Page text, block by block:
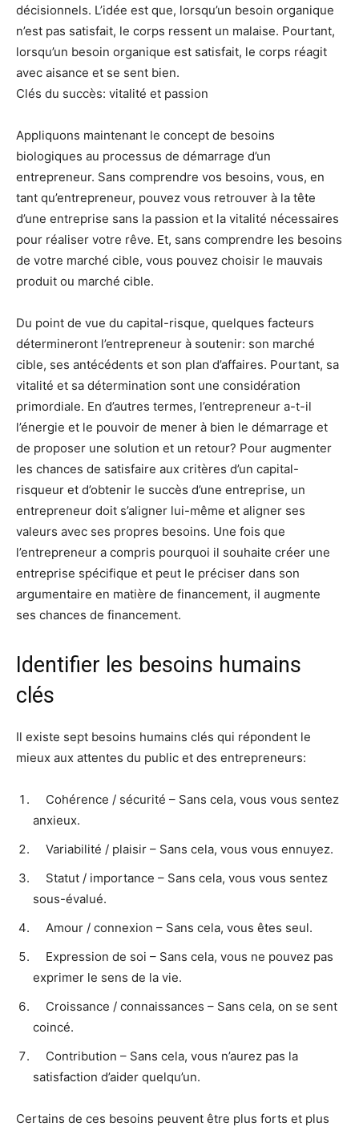
décisionnels. L’idée est que, lorsqu’un besoin organique
n’est pas satisfait, le corps ressent un malaise. Pourtant,
lorsqu’un besoin organique est satisfait, le corps réagit
avec aisance et se sent bien.
Clés du succès: vitalité et passion
Appliquons maintenant le concept de besoins
biologiques au processus de démarrage d’un
entrepreneur. Sans comprendre vos besoins, vous, en
tant qu’entrepreneur, pouvez vous retrouver à la tête
d’une entreprise sans la passion et la vitalité nécessaires
pour réaliser votre rêve. Et, sans comprendre les besoins
de votre marché cible, vous pouvez choisir le mauvais
produit ou marché cible.
Du point de vue du capital-risque, quelques facteurs
détermineront l’entrepreneur à soutenir: son marché
cible, ses antécédents et son plan d’affaires. Pourtant, sa
vitalité et sa détermination sont une considération
primordiale. En d’autres termes, l’entrepreneur a-t-il
l’énergie et le pouvoir de mener à bien le démarrage et
de proposer une solution et un retour? Pour augmenter
les chances de satisfaire aux critères d’un capital-
risqueur et d’obtenir le succès d’une entreprise, un
entrepreneur doit s’aligner lui-même et aligner ses
valeurs avec ses propres besoins. Une fois que
l’entrepreneur a compris pourquoi il souhaite créer une
entreprise spécifique et peut le préciser dans son
argumentaire en matière de financement, il augmente
ses chances de financement.
Identifier les besoins humains
clés
Il existe sept besoins humains clés qui répondent le
mieux aux attentes du public et des entrepreneurs:
Cohérence / sécurité – Sans cela, vous vous sentez
anxieux.
Variabilité / plaisir – Sans cela, vous vous ennuyez.
Statut / importance – Sans cela, vous vous sentez
sous-évalué.
Amour / connexion – Sans cela, vous êtes seul.
Expression de soi – Sans cela, vous ne pouvez pas
exprimer le sens de la vie.
Croissance / connaissances – Sans cela, on se sent
coincé.
Contribution – Sans cela, vous n’aurez pas la
satisfaction d’aider quelqu’un.
Certains de ces besoins peuvent être plus forts et plus